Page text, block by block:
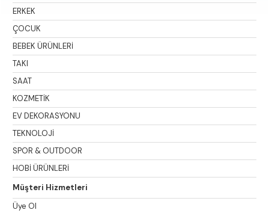
ERKEK
ÇOCUK
BEBEK ÜRÜNLERİ
TAKI
SAAT
KOZMETİK
EV DEKORASYONU
TEKNOLOJİ
SPOR & OUTDOOR
HOBİ ÜRÜNLERİ
Müşteri Hizmetleri
Üye Ol